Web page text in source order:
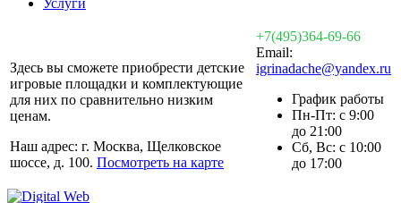
Услуги
Здесь вы сможете приобрести детские
игровые площадки и комплектующие
для них по сравнительно низким
ценам.
Наш адрес: г. Москва, Щелковское
шоссе, д. 100. Посмотреть на карте
+7(495)364-69-66
Email:
igrinadache@yandex.ru
График работы
Пн-Пт: с 9:00
до 21:00
Сб, Вс: с 10:00
до 17:00